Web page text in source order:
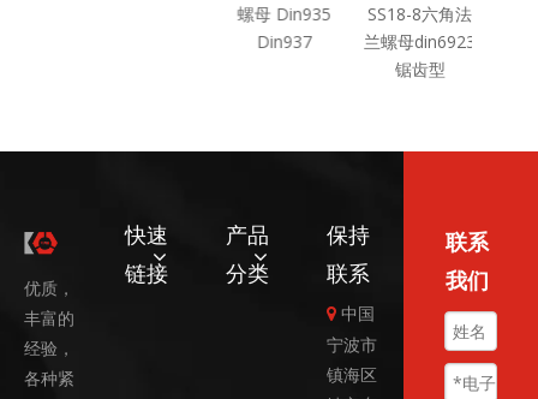
螺母 Din935
Din937
SS18-8六角法
兰螺母din6923
锯齿型
优质，
丰富的
经验，
各种紧
快速
链接
产品
分类
保持
联系
 中国
宁波市
镇海区
联系
我们